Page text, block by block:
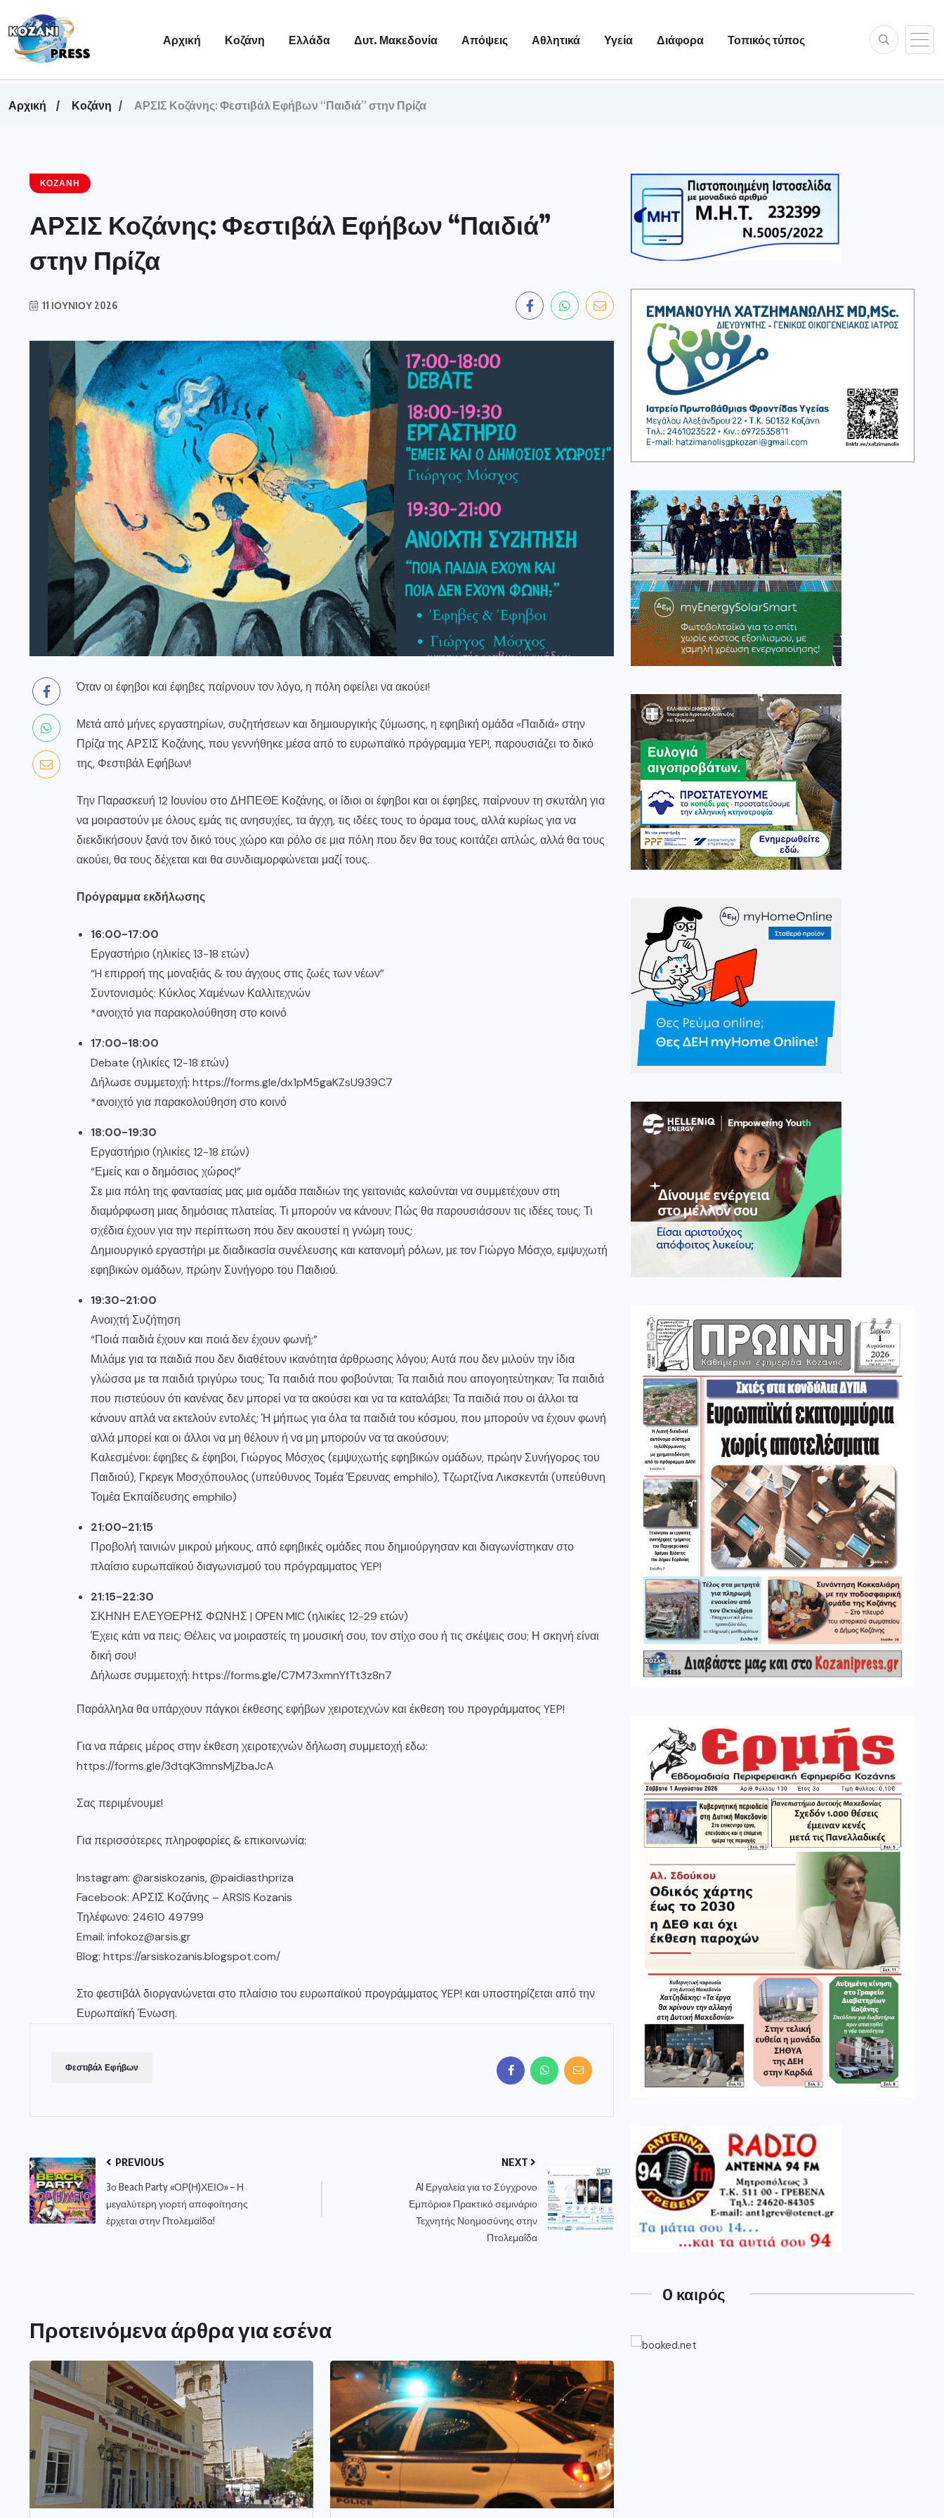
Αρχική Κοζάνη Ελλάδα Δυτ. Μακεδονία Απόψεις Αθλητικά Υγεία Διάφορα Τοπικός τύπος
Αρχική Κοζάνη ΑΡΣΙΣ Κοζάνης: Φεστιβάλ Εφήβων “Παιδιά” στην Πρίζα
ΚΟΖΆΝΗ
ΑΡΣΙΣ Κοζάνης: Φεστιβάλ Εφήβων “Παιδιά”
στην Πρίζα
11 ΙΟΥΝΊΟΥ 2026
Όταν οι έφηβοι και έφηβες παίρνουν τον λόγο, η πόλη οφείλει να ακούει!
Μετά από μήνες εργαστηρίων, συζητήσεων και δημιουργικής ζύμωσης, η εφηβική ομάδα «Παιδιά» στην
Πρίζα της ΑΡΣΙΣ Κοζάνης, που γεννήθηκε μέσα από το ευρωπαϊκό πρόγραμμα YEP!, παρουσιάζει το δικό
της, Φεστιβάλ Εφήβων!
Την Παρασκευή 12 Ιουνίου στο ΔΗΠΕΘΕ Κοζάνης, οι ίδιοι οι έφηβοι και οι έφηβες, παίρνουν τη σκυτάλη για
να μοιραστούν με όλους εμάς τις ανησυχίες, τα άγχη, τις ιδέες τους το όραμα τους, αλλά κυρίως για να
διεκδικήσουν ξανά τον δικό τους χώρο και ρόλο σε μια πόλη που δεν θα τους κοιτάζει απλώς, αλλά θα τους
ακούει, θα τους δέχεται και θα συνδιαμορφώνεται μαζί τους.
Πρόγραμμα εκδήλωσης
16:00-17:00
Εργαστήριο (ηλικίες 13-18 ετών)
“H επιρροή της μοναξιάς & του άγχους στις ζωές των νέων”
Συντονισμός: Κύκλος Χαμένων Καλλιτεχνών
*ανοιχτό για παρακολούθηση στο κοινό
17:00-18:00
Debate (ηλικίες 12-18 ετών)
Δήλωσε συμμετοχή: https://forms.gle/dx1pM5gaKZsU939C7
*ανοιχτό για παρακολούθηση στο κοινό
18:00-19:30
Εργαστήριο (ηλικίες 12-18 ετών)
“Εμείς και ο δημόσιος χώρος!”
Σε μια πόλη της φαντασίας μας μια ομάδα παιδιών της γειτονιάς καλούνται να συμμετέχουν στη
διαμόρφωση μιας δημόσιας πλατείας. Τι μπορούν να κάνουν; Πώς θα παρουσιάσουν τις ιδέες τους; Τι
σχέδια έχουν για την περίπτωση που δεν ακουστεί η γνώμη τους;
Δημιουργικό εργαστήρι με διαδικασία συνέλευσης και κατανομή ρόλων, με τον Γιώργο Μόσχο, εμψυχωτή
εφηβικών ομάδων, πρώην Συνήγορο του Παιδιού.
19:30-21:00
Ανοιχτή Συζήτηση
“Ποιά παιδιά έχουν και ποιά δεν έχουν φωνή;”
Μιλάμε για τα παιδιά που δεν διαθέτουν ικανότητα άρθρωσης λόγου; Αυτά που δεν μιλούν την ίδια
γλώσσα με τα παιδιά τριγύρω τους; Τα παιδιά που φοβούνται; Τα παιδιά που απογοητεύτηκαν; Τα παιδιά
που πιστεύουν ότι κανένας δεν μπορεί να τα ακούσει και να τα καταλάβει; Τα παιδιά που οι άλλοι τα
κάνουν απλά να εκτελούν εντολές; Ή μήπως για όλα τα παιδιά του κόσμου, που μπορούν να έχουν φωνή
αλλά μπορεί και οι άλλοι να μη θέλουν ή να μη μπορούν να τα ακούσουν;
Καλεσμένοι: έφηβες & έφηβοι, Γιώργος Μόσχος (εμψυχωτής εφηβικών ομάδων, πρώην Συνήγορος του
Παιδιού), Γκρεγκ Μοσχόπουλος (υπεύθυνος Τομέα Έρευνας emphilo), Τζωρτζίνα Λικσκεντάι (υπεύθυνη
Τομέα Εκπαίδευσης emphilo)
21:00-21:15
Προβολή ταινιών μικρού μήκους, από εφηβικές ομάδες που δημιούργησαν και διαγωνίστηκαν στο
πλαίσιο ευρωπαϊκού διαγωνισμού του πρόγραμματος YEP!
21:15-22:30
ΣΚΗΝΗ ΕΛΕΥΘΕΡΗΣ ΦΩΝΗΣ | ΟPEN MIC (ηλικίες 12-29 ετών)
Έχεις κάτι να πεις; Θέλεις να μοιραστείς τη μουσική σου, τον στίχο σου ή τις σκέψεις σου; Η σκηνή είναι
δική σου!
Δήλωσε συμμετοχή: https://forms.gle/C7M73xmnYfTt3z8n7
Παράλληλα θα υπάρχουν πάγκοι έκθεσης εφήβων χειροτεχνών και έκθεση του προγράμματος YEP!
Για να πάρεις μέρος στην έκθεση χειροτεχνών δήλωση συμμετοχή εδω:
https://forms.gle/3dtqK3mnsMjZbaJcA
Σας περιμένουμε!
Για περισσότερες πληροφορίες & επικοινωνία:
Instagram: @arsiskozanis, @paidiasthpriza
Facebook: ΑΡΣΙΣ Κοζάνης – ARSIS Kozanis
Τηλέφωνο: 24610 49799
Email: infokoz@arsis.gr
Blog: https://arsiskozanis.blogspot.com/
Στο φεστιβάλ διοργανώνεται στο πλαίσιο του ευρωπαϊκού προγράμματος YEP! και υποστηρίζεται από την
Ευρωπαϊκή Ένωση.
Φεστιβάλ Εφήβων
PREVIOUS
3ο Beach Party «ΟΡ(Η)ΧΕΙΟ» – Η
μεγαλύτερη γιορτή αποφοίτησης
έρχεται στην Πτολεμαΐδα!
NEXT
AI Εργαλεία για το Σύγχρονο
Εμπόριο» Πρακτικό σεμινάριο
Τεχνητής Νοημοσύνης στην
Πτολεμαΐδα
Προτεινόμενα άρθρα για εσένα
O καιρός